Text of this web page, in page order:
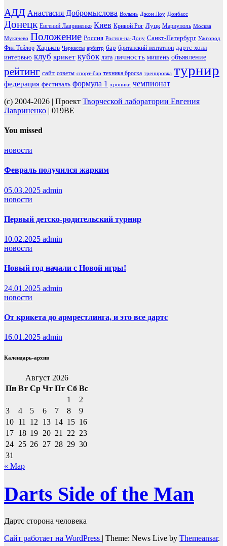
АДД Анастасия Добромыслова Волынь Джон Лоу Донбасс
Донецк Евгений Лавриненко Киев Кривой Рог Луцк Мариуполь Москва
Мукачево Положение Россия Ростов-на-Дону Санкт-Петербург Ужгород
Фил Тейлор Харьков Черкассы арбитр бар британский пентатлон дартс-холл
интервью клуб крикет кубок лига личность мишень объявление
рейтинг сайт советы спорт-бар техника броска тренировка турнир
федерация фестиваль формула 1 хроники чемпионат
(c) 2004-2026 | Проект Творческой лаборатории Евгения
Лавриненко | 019BE
You missed
новости
Февраль получился жарким
05.03.2025 admin
новости
Первый детско-родительский турнир
10.02.2025 admin
новости
Новый год начали с Новой игры!
24.01.2025 admin
новости
От крикета до армрестлинга, и это все дартс
16.01.2025 admin
Календарь-архив
Август 2026
Пн Вт Ср Чт Пт Сб Вс
1
2
3
4 5 6 7 8
9
10 11 12 13 14 15 16
17 18 19 20 21 22 23
24 25 26 27 28 29 30
31
« Мар
Darts Side of the Man
Дартс сторона человека
Сайт работает на WordPress | Theme: News Live by Themeansar.